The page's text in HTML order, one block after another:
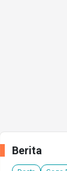
Berita